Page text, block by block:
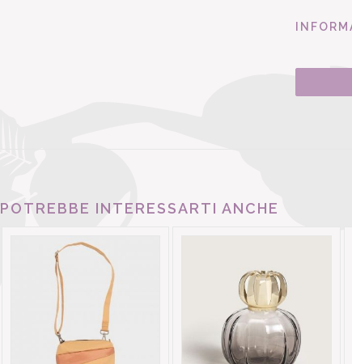
POTREBBE INTERESSARTI ANCHE